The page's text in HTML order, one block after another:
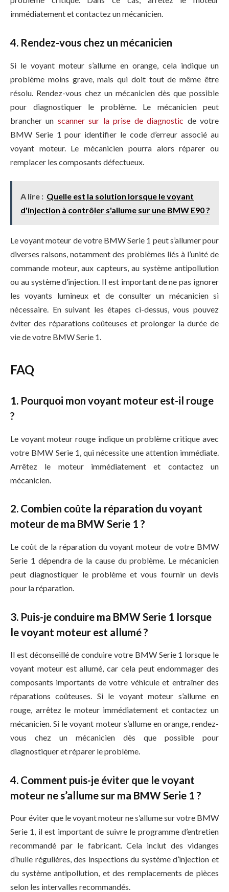
immédiatement et contactez un mécanicien.
4. Rendez-vous chez un mécanicien
Si le voyant moteur s’allume en orange, cela indique un
problème moins grave, mais qui doit tout de même être
résolu. Rendez-vous chez un mécanicien dès que possible
pour diagnostiquer le problème. Le mécanicien peut
brancher un scanner sur la prise de diagnostic de votre
BMW Serie 1 pour identifier le code d’erreur associé au
voyant moteur. Le mécanicien pourra alors réparer ou
remplacer les composants défectueux.
A lire : Quelle est la solution lorsque le voyant
d'injection à contrôler s'allume sur une BMW E90 ?
Le voyant moteur de votre BMW Serie 1 peut s’allumer pour
diverses raisons, notamment des problèmes liés à l’unité de
commande moteur, aux capteurs, au système antipollution
ou au système d’injection. Il est important de ne pas ignorer
les voyants lumineux et de consulter un mécanicien si
nécessaire. En suivant les étapes ci-dessus, vous pouvez
éviter des réparations coûteuses et prolonger la durée de
vie de votre BMW Serie 1.
FAQ
1. Pourquoi mon voyant moteur est-il rouge
?
Le voyant moteur rouge indique un problème critique avec
votre BMW Serie 1, qui nécessite une attention immédiate.
Arrêtez le moteur immédiatement et contactez un
mécanicien.
2. Combien coûte la réparation du voyant
moteur de ma BMW Serie 1 ?
Le coût de la réparation du voyant moteur de votre BMW
Serie 1 dépendra de la cause du problème. Le mécanicien
peut diagnostiquer le problème et vous fournir un devis
pour la réparation.
3. Puis-je conduire ma BMW Serie 1 lorsque
le voyant moteur est allumé ?
Il est déconseillé de conduire votre BMW Serie 1 lorsque le
voyant moteur est allumé, car cela peut endommager des
composants importants de votre véhicule et entraîner des
réparations coûteuses. Si le voyant moteur s’allume en
rouge, arrêtez le moteur immédiatement et contactez un
mécanicien. Si le voyant moteur s’allume en orange, rendez-
vous chez un mécanicien dès que possible pour
diagnostiquer et réparer le problème.
4. Comment puis-je éviter que le voyant
moteur ne s’allume sur ma BMW Serie 1 ?
Pour éviter que le voyant moteur ne s’allume sur votre BMW
Serie 1, il est important de suivre le programme d’entretien
recommandé par le fabricant. Cela inclut des vidanges
d’huile régulières, des inspections du système d’injection et
du système antipollution, et des remplacements de pièces
selon les intervalles recommandés.